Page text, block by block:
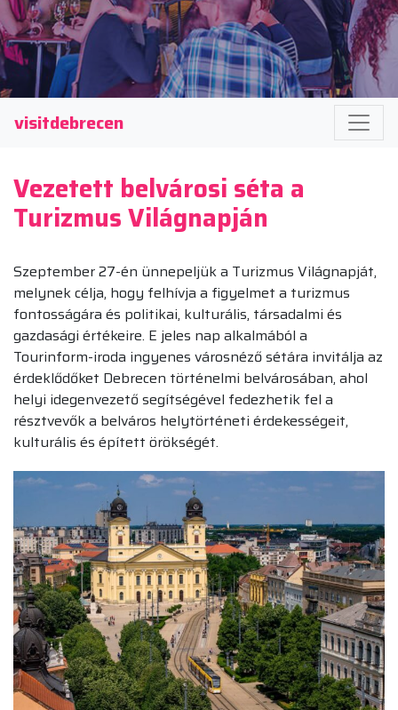
visitdebrecen
Vezetett belvárosi séta a
Turizmus Világnapján
Szeptember 27-én ünnepeljük a Turizmus Világnapját,
melynek célja, hogy felhívja a figyelmet a turizmus
fontosságára és politikai, kulturális, társadalmi és
gazdasági értékeire. E jeles nap alkalmából a
Tourinform-iroda ingyenes városnéző sétára invitálja az
érdeklődőket Debrecen történelmi belvárosában, ahol
helyi idegenvezető segítségével fedezhetik fel a
résztvevők a belváros helytörténeti érdekességeit,
kulturális és épített örökségét.